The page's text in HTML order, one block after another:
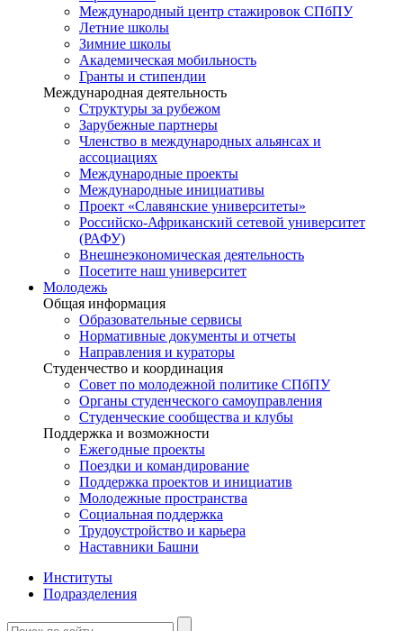
Международный центр стажировок СПбПУ
Летние школы
Зимние школы
Академическая мобильность
Гранты и стипендии
Международная деятельность
Структуры за рубежом
Зарубежные партнеры
Членство в международных альянсах и
ассоциациях
Международные проекты
Международные инициативы
Проект «Славянские университеты»
Российско-Африканский сетевой университет
(РАФУ)
Внешнеэкономическая деятельность
Посетите наш университет
Молодежь
Общая информация
Образовательные сервисы
Нормативные документы и отчеты
Направления и кураторы
Студенчество и координация
Совет по молодежной политике СПбПУ
Органы студенческого самоуправления
Студенческие сообщества и клубы
Поддержка и возможности
Ежегодные проекты
Поездки и командирование
Поддержка проектов и инициатив
Молодежные пространства
Социальная поддержка
Трудоустройство и карьера
Наставники Башни
Институты
Подразделения